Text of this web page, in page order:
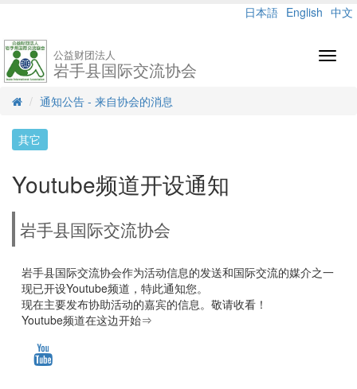
日本語 English 中文
公益财团法人
岩手县国际交流协会
通知公告 - 来自协会的消息
其它
Youtube频道开设通知
岩手县国际交流协会
岩手县国际交流协会作为活动信息的发送和国际交流的媒介之一
现已开设Youtube频道，特此通知您。
现在主要发布协助活动的嘉宾的信息。敬请收看！
Youtube频道在这边开始⇒